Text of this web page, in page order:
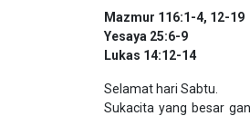
Mazmur 116:1-4, 12-19
Yesaya 25:6-9
Lukas 14:12-14
Selamat hari Sabtu.
Sukacita yang besar